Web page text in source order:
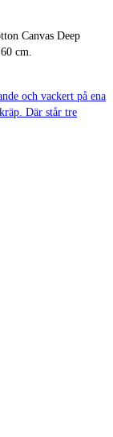
Canvas Deep
cm.